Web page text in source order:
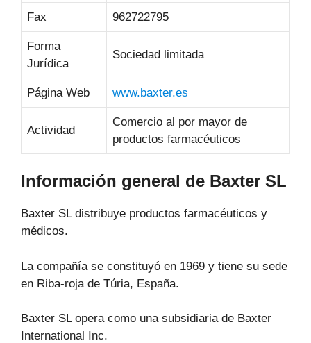
Fax 962722795
Forma
Jurídica
Sociedad limitada
Página Web www.baxter.es
Actividad
Comercio al por mayor de
productos farmacéuticos
Información general de Baxter SL
Baxter SL distribuye productos farmacéuticos y
médicos.
La compañía se constituyó en 1969 y tiene su sede
en Riba-roja de Túria, España.
Baxter SL opera como una subsidiaria de Baxter
International Inc.